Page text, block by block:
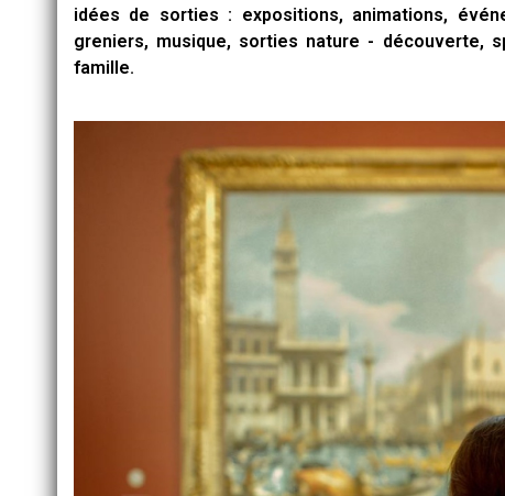
idées de sorties : expositions, animations,
greniers, musique, sorties nature - découverte,
famille.